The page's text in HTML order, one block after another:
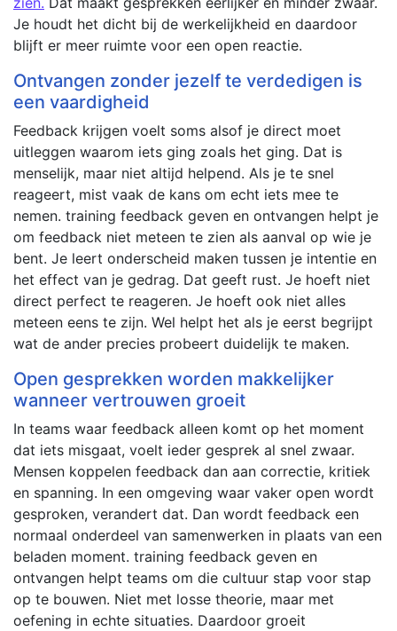
Je houdt het dicht bij de werkelijkheid en daardoor
blijft er meer ruimte voor een open reactie.
Ontvangen zonder jezelf te verdedigen is
een vaardigheid
Feedback krijgen voelt soms alsof je direct moet
uitleggen waarom iets ging zoals het ging. Dat is
menselijk, maar niet altijd helpend. Als je te snel
reageert, mist vaak de kans om echt iets mee te
nemen. training feedback geven en ontvangen helpt je
om feedback niet meteen te zien als aanval op wie je
bent. Je leert onderscheid maken tussen je intentie en
het effect van je gedrag. Dat geeft rust. Je hoeft niet
direct perfect te reageren. Je hoeft ook niet alles
meteen eens te zijn. Wel helpt het als je eerst begrijpt
wat de ander precies probeert duidelijk te maken.
Open gesprekken worden makkelijker
wanneer vertrouwen groeit
In teams waar feedback alleen komt op het moment
dat iets misgaat, voelt ieder gesprek al snel zwaar.
Mensen koppelen feedback dan aan correctie, kritiek
en spanning. In een omgeving waar vaker open wordt
gesproken, verandert dat. Dan wordt feedback een
normaal onderdeel van samenwerken in plaats van een
beladen moment. training feedback geven en
ontvangen helpt teams om die cultuur stap voor stap
op te bouwen. Niet met losse theorie, maar met
oefening in echte situaties. Daardoor groeit